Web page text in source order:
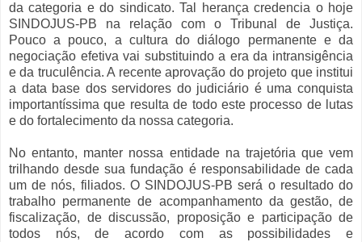
da categoria e do sindicato. Tal herança credencia o hoje
SINDOJUS-PB na relação com o Tribunal de Justiça.
Pouco a pouco, a cultura do diálogo permanente e da
negociação efetiva vai substituindo a era da intransigência
e da truculência. A recente aprovação do projeto que institui
a data base dos servidores do judiciário é uma conquista
importantíssima que resulta de todo este processo de lutas
e do fortalecimento da nossa categoria.
No entanto, manter nossa entidade na trajetória que vem
trilhando desde sua fundação é responsabilidade de cada
um de nós, filiados. O SINDOJUS-PB será o resultado do
trabalho permanente de acompanhamento da gestão, de
fiscalização, de discussão, proposição e participação de
todos nós, de acordo com as possibilidades e